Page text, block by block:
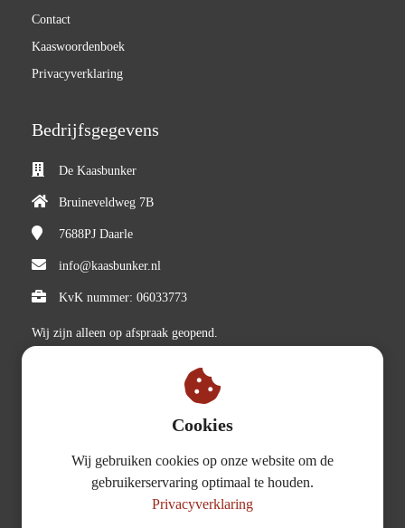
Contact
Kaaswoordenboek
Privacyverklaring
Bedrijfsgegevens
De Kaasbunker
Bruineveldweg 7B
7688PJ Daarle
info@kaasbunker.nl
KvK nummer: 06033773
Wij zijn alleen op afspraak geopend.
Cookies
Wij gebruiken cookies op onze website om de
gebruikerservaring optimaal te houden.
Privacyverklaring